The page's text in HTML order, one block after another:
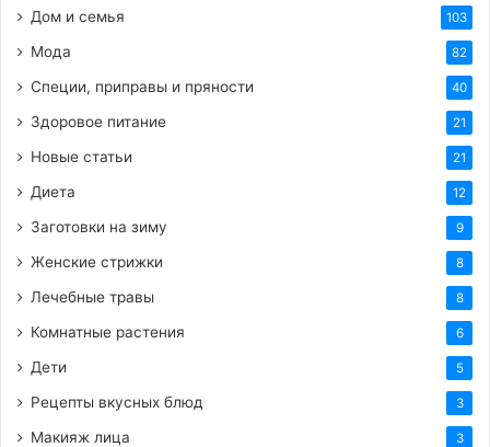
HTML-код для вставки на сайт и блог:
BB-код для вставки на форум:
Ссылка на изображение:
Открытка хорошего четверга!
HTML-код для вставки на сайт и блог:
BB-код для вставки на форум:
Ссылка на изображение:
Дом и семья 103
Мода 82
Специи, приправы и пряности 40
Здоровое питание 21
Новые статьи 21
Диета 12
Заготовки на зиму 9
Женские стрижки 8
Лечебные травы 8
Комнатные растения 6
Дети 5
Рецепты вкусных блюд 3
Макияж лица 3